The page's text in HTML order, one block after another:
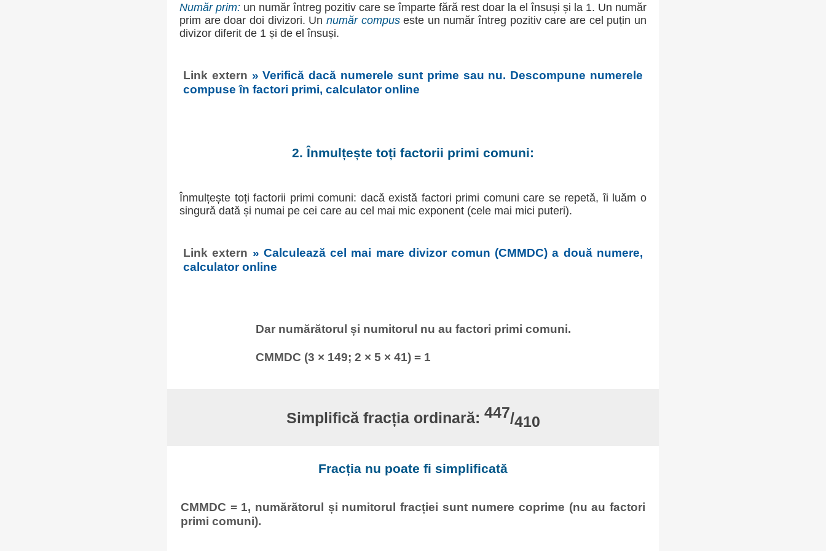
Număr prim: un număr întreg pozitiv care se împarte fără rest doar la el însuși și la 1. Un număr
prim are doar doi divizori. Un număr compuseste un număr întreg pozitiv care are cel puțin un
divizor diferit de 1 și de el însuși.
Link extern » Verifică dacă numerele sunt prime sau nu. Descompune numerele
compuse în factori primi, calculator online
2. Înmulțește toți factorii primi comuni:
Înmulțește toți factorii primi comuni: dacă există factori primi comuni care se repetă, îi luăm o
singură dată și numai pe cei care au cel mai mic exponent (cele mai mici puteri).
Link extern » Calculează cel mai mare divizor comun (CMMDC) a două numere,
calculator online
Dar numărătorul și numitorul nu au factori primi comuni.
CMMDC (3 × 149; 2 × 5 × 41) = 1
Simplifică fracția ordinară: 447/410
Fracția nu poate fi simplificată
CMMDC = 1, numărătorul și numitorul fracției sunt numere coprime (nu au factori
primi comuni).